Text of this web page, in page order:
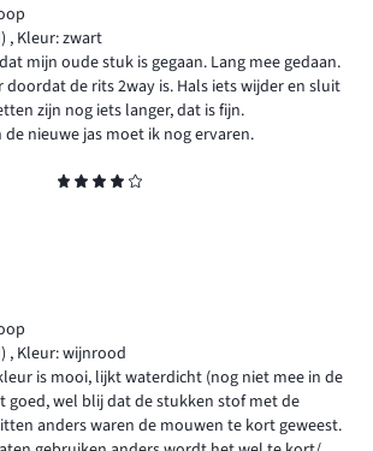
, Kleur: zwart
mijn oude stuk is gegaan. Lang mee gedaan.
doordat de rits 2way is. Hals iets wijder en sluit
zijn nog iets langer, dat is fijn.
nieuwe jas moet ik nog ervaren.
, Kleur: wijnrood
is mooi, lijkt waterdicht (nog niet mee in de
goed, wel blij dat de stukken stof met de
anders waren de mouwen te kort geweest.